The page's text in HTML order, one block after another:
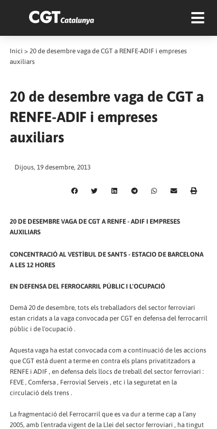
Inici > 20 de desembre vaga de CGT a RENFE-ADIF i empreses
auxiliars
20 de desembre vaga de CGT a
RENFE-ADIF i empreses
auxiliars
Dijous, 19 desembre, 2013
20 DE DESEMBRE VAGA DE CGT A RENFE - ADIF I EMPRESES
AUXILIARS
CONCENTRACIÓ AL VESTÍBUL DE SANTS - ESTACIO DE BARCELONA
A LES 12 HORES
EN DEFENSA DEL FERROCARRIL PÚBLIC I L'OCUPACIÓ
Demà 20 de desembre, tots els treballadors del sector ferroviari
estan cridats a la vaga convocada per CGT en defensa del ferrocarril
públic i de l'ocupació .
Aquesta vaga ha estat convocada com a continuació de les accions
que CGT està duent a terme en contra els plans privatitzadors a
RENFE i ADIF , en defensa dels llocs de treball del sector ferroviari :
FEVE , Comfersa , Ferrovial Serveis , etc i la seguretat en la
circulació dels trens .
La fragmentació del Ferrocarril que es va dur a terme cap a l´any
2005, amb l´entrada vigent de la Llei del sector ferroviari , ha tingut